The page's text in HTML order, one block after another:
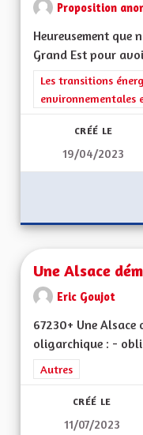
Proposition
Heureusement que
Grand Est pour
Filtrer les résultats
Les transitions
environnementales
CRÉÉ LE
19/04/2023
Une Alsace
Eric Goujot
67230+ Une
oligarchique : -
Filtrer les résultats
Autres
CRÉÉ LE
11/07/2023